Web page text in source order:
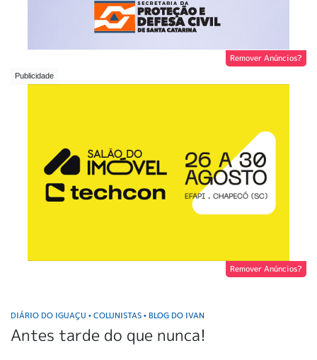
Remover Anúncios?
Remover Anúncios?
DIÁRIO DO IGUAÇU • COLUNISTAS • BLOG DO IVAN
Antes tarde do que nunca!